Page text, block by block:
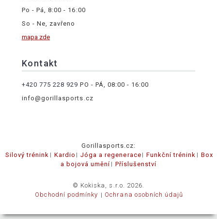
Po - Pá, 8:00 - 16:00
So - Ne, zavřeno
mapa zde
Kontakt
+420 775 228 929 PO - PÁ, 08:00 - 16:00
info@gorillasports.cz
Gorillasports.cz:
Silový trénink
Kardio Jóga a regenerace Funkční trénink
Box
a bojová umění
Příslušenství
© Kokiska, s.r.o. 2026.
Obchodní podmínky
Ochrana osobních údajů